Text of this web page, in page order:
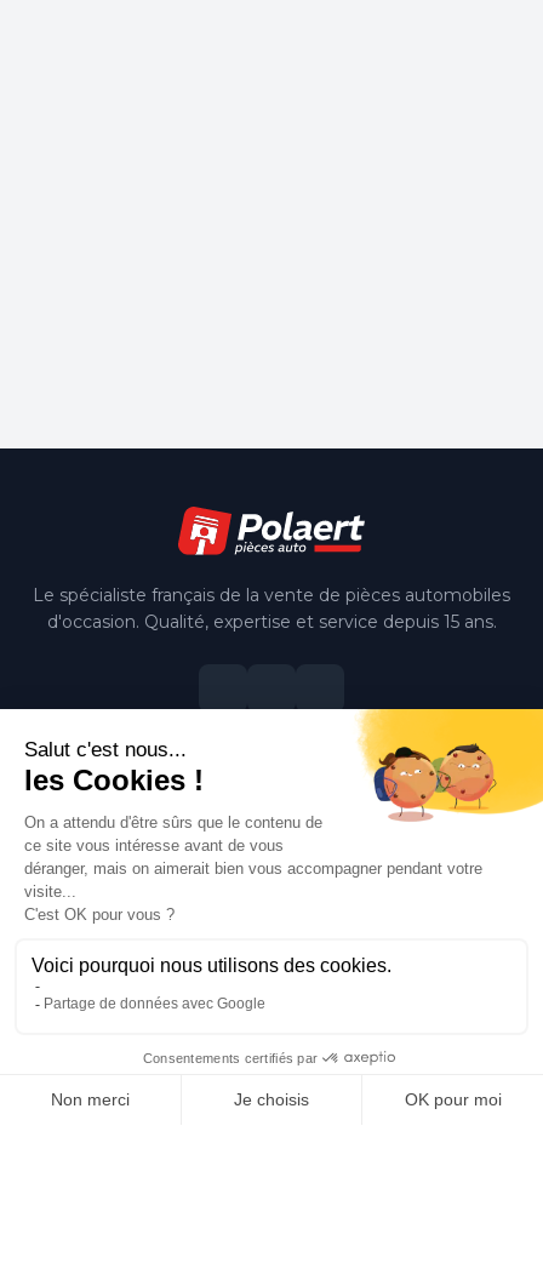
Le spécialiste français de la vente de pièces automobiles
d'occasion. Qualité, expertise et service depuis 15 ans.
Notre société
Livraison
Mentions légales
Qui sommes-nous ?
Besoin d'aide ?
Contactez-nous